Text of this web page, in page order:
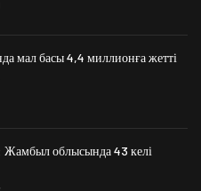
мал басы 4,4 миллионға жетті
Жамбыл облысында 43 келі